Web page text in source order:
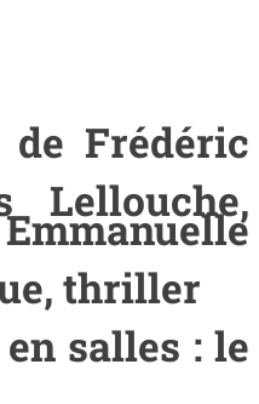
Frédéric
Lellouche,
thriller
salles : le